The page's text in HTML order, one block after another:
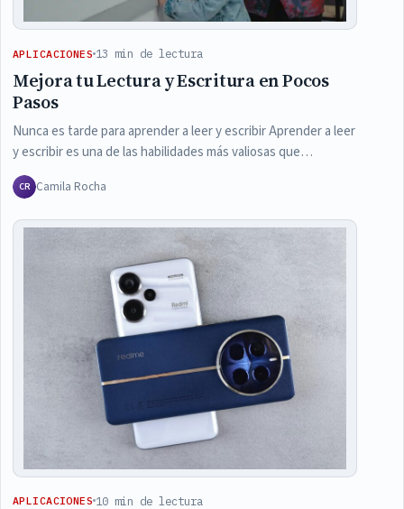
APLICACIONES 13 min de lectura
Mejora tu Lectura y Escritura en Pocos
Pasos
Nunca es tarde para aprender a leer y escribir Aprender a leer
y escribir es una de las habilidades más valiosas que…
CR Camila Rocha
APLICACIONES 10 min de lectura